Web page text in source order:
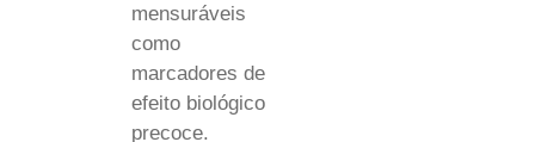
mensuráveis
como
marcadores de
efeito biológico
precoce.